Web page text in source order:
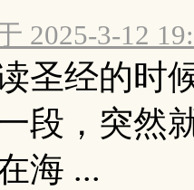
2025-3-12
圣经的时
段，突然
海 ...